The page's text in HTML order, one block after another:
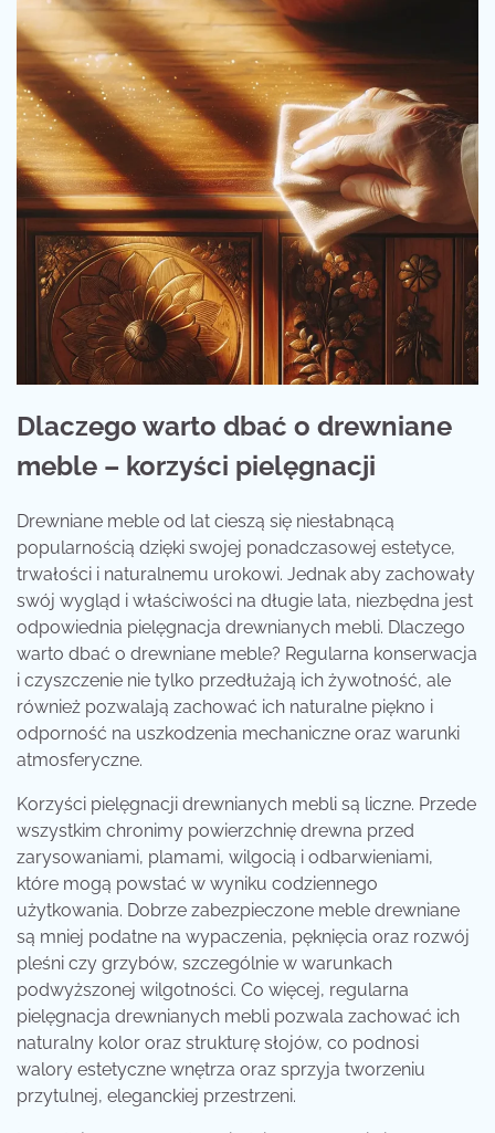
Dlaczego warto dbać o drewniane
meble – korzyści pielęgnacji
Drewniane meble od lat cieszą się niesłabnącą
popularnością dzięki swojej ponadczasowej estetyce,
trwałości i naturalnemu urokowi. Jednak aby zachowały
swój wygląd i właściwości na długie lata, niezbędna jest
odpowiednia pielęgnacja drewnianych mebli. Dlaczego
warto dbać o drewniane meble? Regularna konserwacja
i czyszczenie nie tylko przedłużają ich żywotność, ale
również pozwalają zachować ich naturalne piękno i
odporność na uszkodzenia mechaniczne oraz warunki
atmosferyczne.
Korzyści pielęgnacji drewnianych mebli są liczne. Przede
wszystkim chronimy powierzchnię drewna przed
zarysowaniami, plamami, wilgocią i odbarwieniami,
które mogą powstać w wyniku codziennego
użytkowania. Dobrze zabezpieczone meble drewniane
są mniej podatne na wypaczenia, pęknięcia oraz rozwój
pleśni czy grzybów, szczególnie w warunkach
podwyższonej wilgotności. Co więcej, regularna
pielęgnacja drewnianych mebli pozwala zachować ich
naturalny kolor oraz strukturę słojów, co podnosi
walory estetyczne wnętrza oraz sprzyja tworzeniu
przytulnej, eleganckiej przestrzeni.